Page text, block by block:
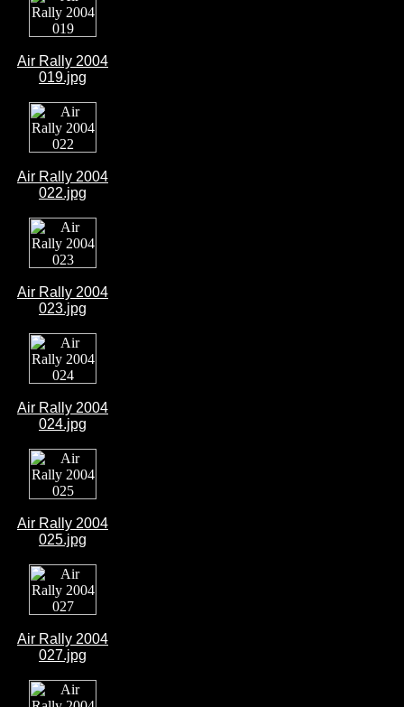
Air Rally 2004
019.jpg
Air Rally 2004
022.jpg
Air Rally 2004
023.jpg
Air Rally 2004
024.jpg
Air Rally 2004
025.jpg
Air Rally 2004
027.jpg